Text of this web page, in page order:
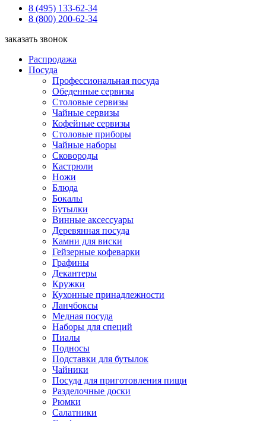
8 (495) 133-62-34
8 (800) 200-62-34
заказать звонок
Распродажа
Посуда
Профессиональная посуда
Обеденные сервизы
Столовые сервизы
Чайные сервизы
Кофейные сервизы
Столовые приборы
Чайные наборы
Сковороды
Кастрюли
Ножи
Блюда
Бокалы
Бутылки
Винные аксессуары
Деревянная посуда
Камни для виски
Гейзерные кофеварки
Графины
Декантеры
Кружки
Кухонные принадлежности
Ланчбоксы
Медная посуда
Наборы для специй
Пиалы
Подносы
Подставки для бутылок
Чайники
Посуда для приготовления пищи
Разделочные доски
Рюмки
Салатники